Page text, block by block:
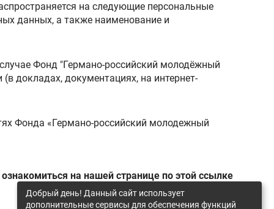
на следующие персональные
Фонд "Германо-российский молодёжный
докладах, документациях, на интернет-
Фонда «Германо-российский молодежный
на нашей странице по этой ссылке
Добрый день! Данный сайт использует
дополнительные сервисы для обеспечения функций